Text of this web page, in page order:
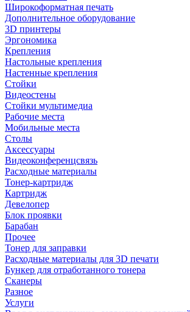
Широкоформатная печать
Дополнительное оборудование
3D принтеры
Эргономика
Крепления
Настольные крепления
Настенные крепления
Стойки
Видеостены
Стойки мультимедиа
Рабочие места
Мобильные места
Столы
Аксессуары
Видеоконференцсвязь
Расходные материалы
Тонер-картридж
Картридж
Девелопер
Блок проявки
Барабан
Прочее
Тонер для заправки
Расходные материалы для 3D печати
Бункер для отработанного тонера
Сканеры
Разное
Услуги